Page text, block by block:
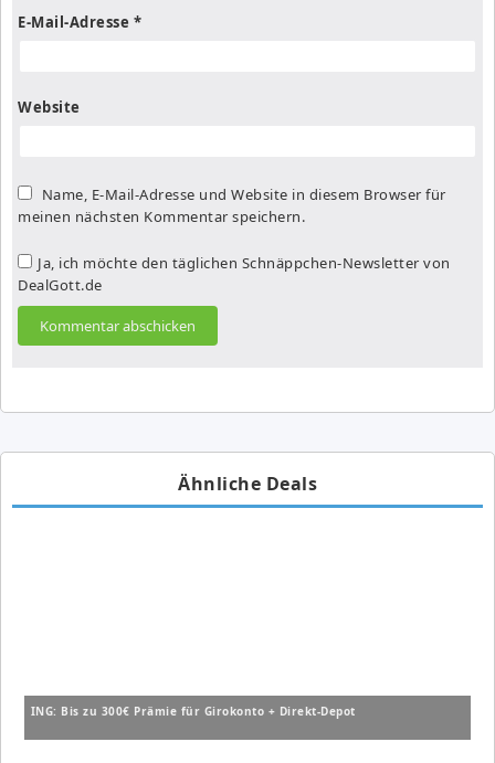
E-Mail-Adresse *
Website
Name, E-Mail-Adresse und Website in diesem Browser für
meinen nächsten Kommentar speichern.
Ja, ich möchte den täglichen Schnäppchen-Newsletter von
DealGott.de
Ähnliche Deals
ING: Bis zu 300€ Prämie für Girokonto + Direkt-Depot